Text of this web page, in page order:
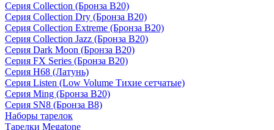
Серия Collection (Бронза B20)
Серия Collection Dry (Бронза B20)
Серия Collection Extreme (Бронза B20)
Серия Collection Jazz (Бронза B20)
Серия Dark Moon (Бронза B20)
Серия FX Series (Бронза B20)
Серия H68 (Латунь)
Серия Listen (Low Volume Тихие сетчатые)
Серия Ming (Бронза B20)
Серия SN8 (Бронза B8)
Наборы тарелок
Тарелки Megatone